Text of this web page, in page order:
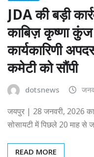
JDA की बड़ी
काबिज़ कृष्णा
कार्यकारिणी
कमेटी को सौंपी
dotsnews
जयपुर | 28 जनवरी, 2026
सोसायटी में पिछले 20 माह से
READ MORE